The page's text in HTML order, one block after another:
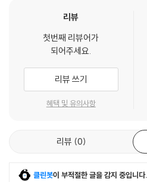
리뷰
첫번째 리뷰어가
되어주세요.
리뷰 쓰기
혜택 및 유의사항
리뷰 0
클린봇이 부적절한 글을 감지 중입니다.